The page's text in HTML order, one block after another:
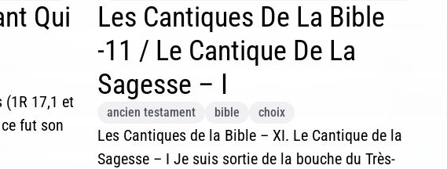
Qui
17,1 et
fut son
Les Cantiques De La Bible
-11 / Le Cantique De La
Sagesse – I
ancien testament bible choix
Les Cantiques de la Bible – XI. Le Cantique de la
Sagesse – I Je suis sortie de la bouche du Très-